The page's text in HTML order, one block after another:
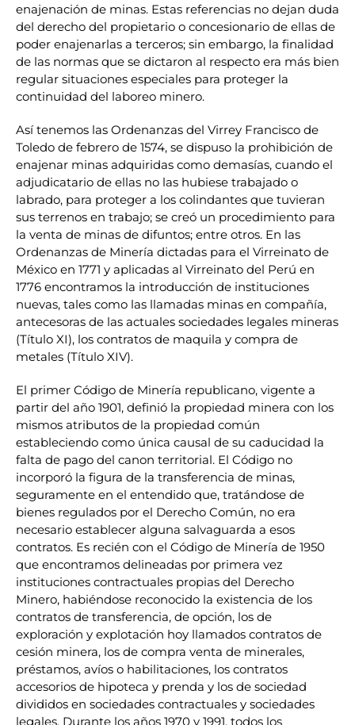
enajenación de minas. Estas referencias no dejan duda
del derecho del propietario o concesionario de ellas de
poder enajenarlas a terceros; sin embargo, la finalidad
de las normas que se dictaron al respecto era más bien
regular situaciones especiales para proteger la
continuidad del laboreo minero.
Así tenemos las Ordenanzas del Virrey Francisco de
Toledo de febrero de 1574, se dispuso la prohibición de
enajenar minas adquiridas como demasías, cuando el
adjudicatario de ellas no las hubiese trabajado o
labrado, para proteger a los colindantes que tuvieran
sus terrenos en trabajo; se creó un procedimiento para
la venta de minas de difuntos; entre otros. En las
Ordenanzas de Minería dictadas para el Virreinato de
México en 1771 y aplicadas al Virreinato del Perú en
1776 encontramos la introducción de instituciones
nuevas, tales como las llamadas minas en compañía,
antecesoras de las actuales sociedades legales mineras
(Título XI), los contratos de maquila y compra de
metales (Título XIV).
El primer Código de Minería republicano, vigente a
partir del año 1901, definió la propiedad minera con los
mismos atributos de la propiedad común
estableciendo como única causal de su caducidad la
falta de pago del canon territorial. El Código no
incorporó la figura de la transferencia de minas,
seguramente en el entendido que, tratándose de
bienes regulados por el Derecho Común, no era
necesario establecer alguna salvaguarda a esos
contratos. Es recién con el Código de Minería de 1950
que encontramos delineadas por primera vez
instituciones contractuales propias del Derecho
Minero, habiéndose reconocido la existencia de los
contratos de transferencia, de opción, los de
exploración y explotación hoy llamados contratos de
cesión minera, los de compra venta de minerales,
préstamos, avíos o habilitaciones, los contratos
accesorios de hipoteca y prenda y los de sociedad
divididos en sociedades contractuales y sociedades
legales. Durante los años 1970 y 1991, todos los